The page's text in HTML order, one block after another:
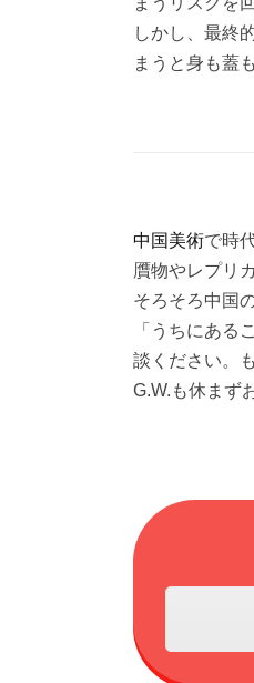
しかし、最終
まうと身も蓋
中国美術で時
贋物やレプリ
そろそろ中国
「うちにある
談ください。
G.W.も休まず